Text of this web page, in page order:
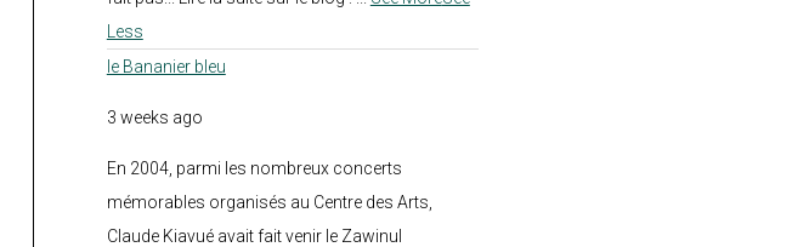
Less
le Bananier bleu
3 weeks ago
En 2004, parmi les nombreux concerts
mémorables organisés au Centre des Arts,
Claude Kiavué avait fait venir le Zawinul